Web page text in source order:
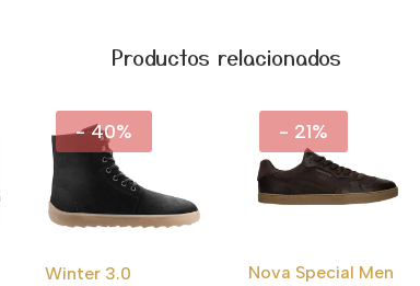
Productos relacionados
- 40%
Winter 3.0
- 21%
Nova Special Men